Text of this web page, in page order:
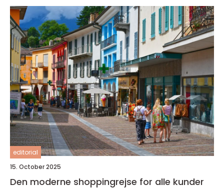
editorial
15. October 2025
Den moderne shoppingrejse for alle kunder